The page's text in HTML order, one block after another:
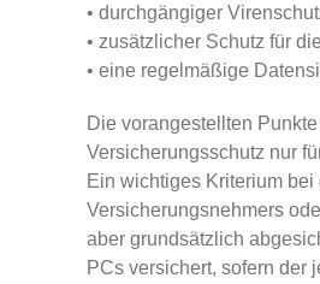
• durchgängiger
• zusätzlicher Schutz für
• eine regelmäßige
Die vorangestellten
Versicherungsschutz nur
Ein wichtiges Kriterium
Versicherungsnehmers
aber grundsätzlich
PCs versichert, sofern der